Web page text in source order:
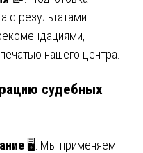
с результатами
нашего центра.
судебных
🖥️: Мы применяем